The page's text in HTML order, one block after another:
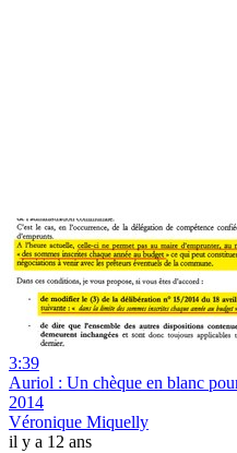
3:39
Auriol : Un chèque en blanc
2014
Véronique Miquelly
il y a 12 ans